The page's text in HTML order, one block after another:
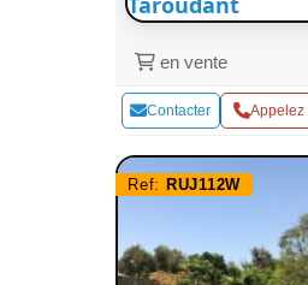
en vente
Contacter Appelez
Ref: RUJ112W